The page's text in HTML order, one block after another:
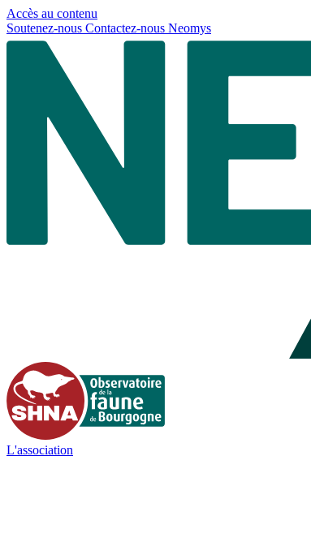
Accès au contenu
Soutenez-nous Contactez-nous Neomys
L'association
Panneau de gestion des cookies